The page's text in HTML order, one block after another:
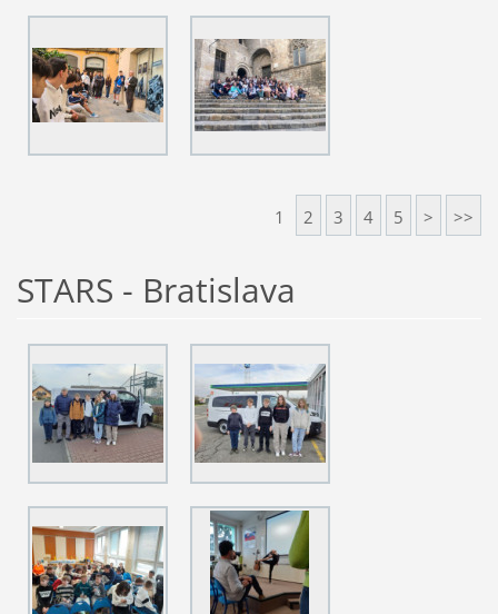
1 2 3 4 5 > >>
STARS - Bratislava